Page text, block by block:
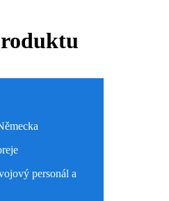
personál a